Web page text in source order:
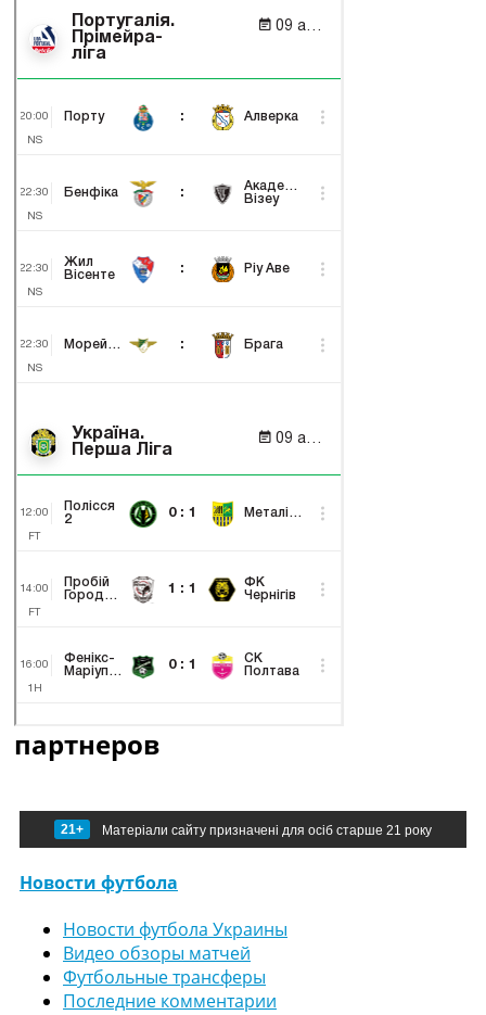
партнеров
21+ Матеріали сайту призначені для осіб старше 21 року
Новости футбола
Новости футбола Украины
Видео обзоры матчей
Футбольные трансферы
Последние комментарии